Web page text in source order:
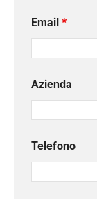
Email *
Azienda
Telefono